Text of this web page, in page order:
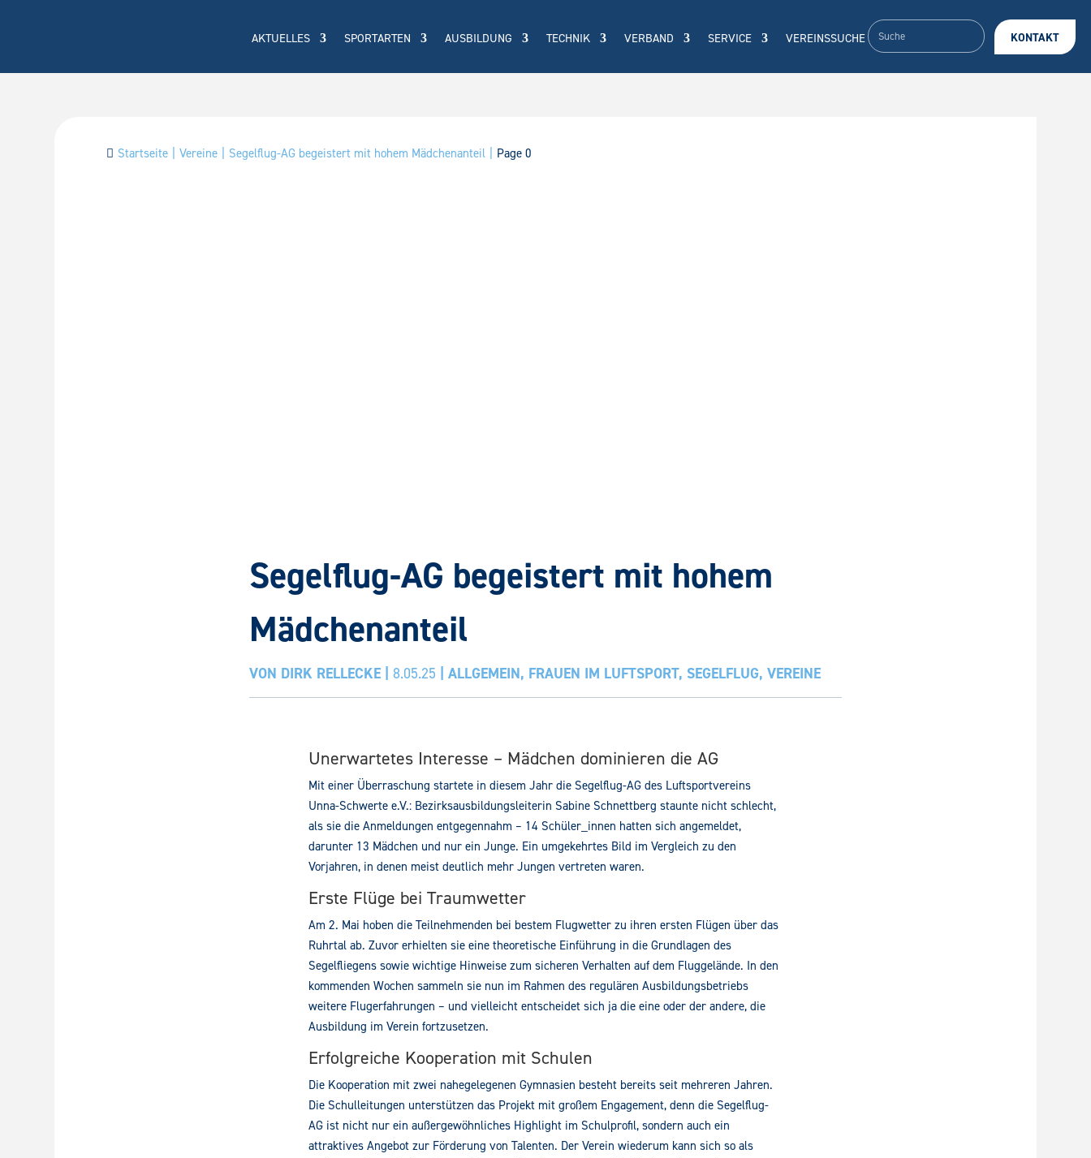
AKTUELLES SPORTARTEN AUSBILDUNG TECHNIK VERBAND SERVICE VEREINSSUCHE KONTAKT
 Startseite Vereine Segelflug-AG begeistert mit hohem Mädchenanteil Page 0
Segelflug-AG begeistert mit hohem
Mädchenanteil
VON DIRK RELLECKE |8.05.25 |ALLGEMEIN, FRAUEN IM LUFTSPORT, SEGELFLUG,VEREINE
Unerwartetes Interesse – Mädchen dominieren die AG
Mit einer Überraschung startete in diesem Jahr die Segelflug-AG des Luftsportvereins
Unna-Schwerte e.V.: Bezirksausbildungsleiterin Sabine Schnettberg staunte nicht schlecht,
als sie die Anmeldungen entgegennahm – 14 Schüler_innen hatten sich angemeldet,
darunter 13 Mädchen und nur ein Junge. Ein umgekehrtes Bild im Vergleich zu den
Vorjahren, in denen meist deutlich mehr Jungen vertreten waren.
Erste Flüge bei Traumwetter
Am 2. Mai hoben die Teilnehmenden bei bestem Flugwetter zu ihren ersten Flügen über das
Ruhrtal ab. Zuvor erhielten sie eine theoretische Einführung in die Grundlagen des
Segelfliegens sowie wichtige Hinweise zum sicheren Verhalten auf dem Fluggelände. In den
kommenden Wochen sammeln sie nun im Rahmen des regulären Ausbildungsbetriebs
weitere Flugerfahrungen – und vielleicht entscheidet sich ja die eine oder der andere, die
Ausbildung im Verein fortzusetzen.
Erfolgreiche Kooperation mit Schulen
Die Kooperation mit zwei nahegelegenen Gymnasien besteht bereits seit mehreren Jahren.
Die Schulleitungen unterstützen das Projekt mit großem Engagement, denn die Segelflug-
AG ist nicht nur ein außergewöhnliches Highlight im Schulprofil, sondern auch ein
attraktives Angebot zur Förderung von Talenten. Der Verein wiederum kann sich so als